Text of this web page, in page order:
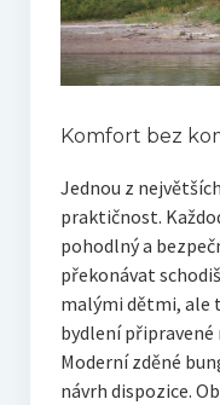
Komfort bez
Jednou z
praktičnost.
pohodlný a
překonávat
malými dětmi, ale
bydlení připravené
Moderní zděné
návrh dispozice.